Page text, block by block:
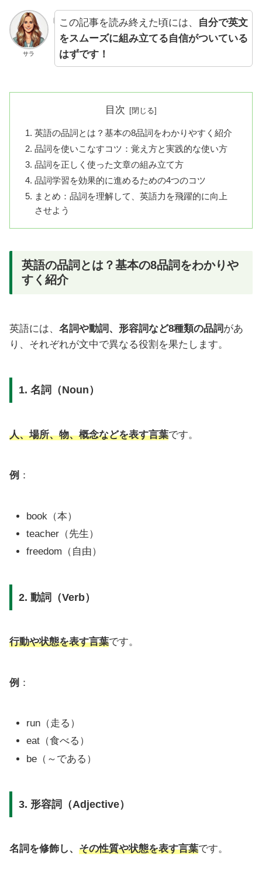
サラ
この記事を読み終えた頃には、
自分で英文
をスムーズに組み立てる自信がついている
はずです！
目次
英語の品詞とは？基本の8品詞をわかりやすく紹介
品詞を使いこなすコツ：覚え方と実践的な使い方
品詞を正しく使った文章の組み立て方
品詞学習を効果的に進めるための4つのコツ
まとめ：品詞を理解して、英語力を飛躍的に向上
させよう
英語の品詞とは？基本の8品詞をわかりや
すく紹介
英語には、 名詞や動詞、形容詞など8種類の品詞があ
り、それぞれが文中で異なる役割を果たします。
1. 名詞（Noun）
人、場所、物、概念などを表す言葉です。
例 ：
book（本）
teacher（先生）
freedom（自由）
2. 動詞（Verb）
行動や状態を表す言葉です。
例 ：
run（走る）
eat（食べる）
be（～である）
3. 形容詞（Adjective）
名詞を修飾し、 その性質や状態を表す言葉です。